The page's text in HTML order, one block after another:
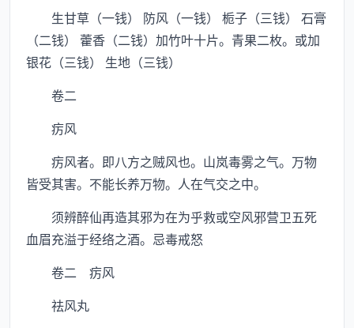
生甘草（一钱） 防风（一钱） 栀子（三钱） 石膏
（二钱） 藿香（二钱）加竹叶十片。青果二枚。或加
银花（三钱） 生地（三钱）
卷二
疠风
疠风者。即八方之贼风也。山岚毒雾之气。万物
皆受其害。不能长养万物。人在气交之中。
须辨醉仙再造其邪为在为乎救或空风邪营卫五死
血眉充溢于经络之酒。忌毒戒怒
卷二 疠风
祛风丸